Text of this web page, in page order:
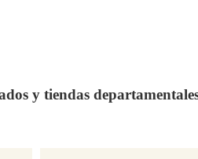
y tiendas